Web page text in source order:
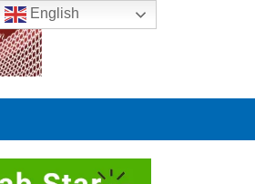
English